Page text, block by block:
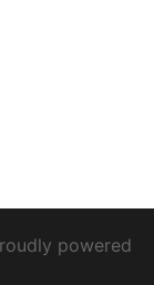
powered